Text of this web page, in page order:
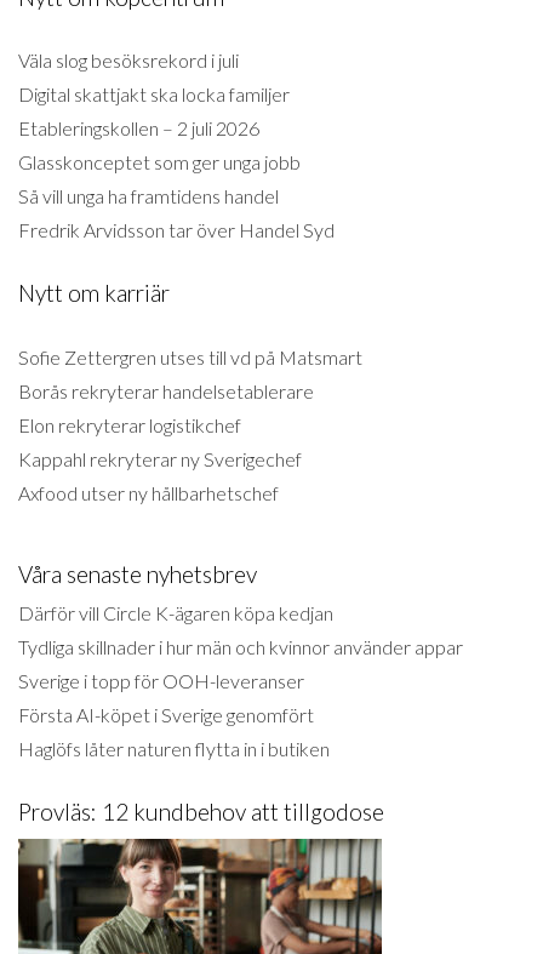
Väla slog besöksrekord i juli
Digital skattjakt ska locka familjer
Etableringskollen – 2 juli 2026
Glasskonceptet som ger unga jobb
Så vill unga ha framtidens handel
Fredrik Arvidsson tar över Handel Syd
Nytt om karriär
Sofie Zettergren utses till vd på Matsmart
Borås rekryterar handelsetablerare
Elon rekryterar logistikchef
Kappahl rekryterar ny Sverigechef
Axfood utser ny hållbarhetschef
Våra senaste nyhetsbrev
Därför vill Circle K-ägaren köpa kedjan
Tydliga skillnader i hur män och kvinnor använder appar
Sverige i topp för OOH-leveranser
Första AI-köpet i Sverige genomfört
Haglöfs låter naturen flytta in i butiken
Provläs: 12 kundbehov att tillgodose